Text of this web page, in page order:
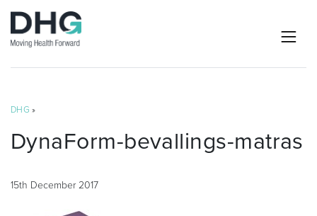
DHG »
DynaForm-bevallings-matras
15th December 2017